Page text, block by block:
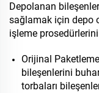
Depolanan
sağlamak için depo
işleme
Orijinal
bileşenlerini
torbaları